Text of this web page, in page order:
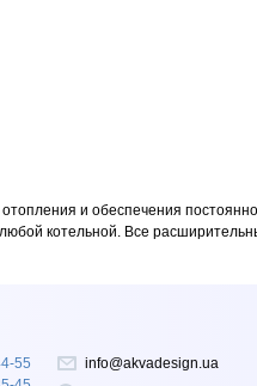
и обеспечения
котельной. Все
55
info@akvadesign.ua